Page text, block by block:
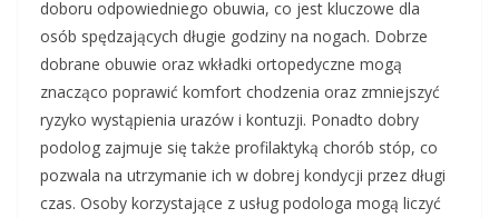
doboru odpowiedniego obuwia, co jest kluczowe dla
osób spędzających długie godziny na nogach. Dobrze
dobrane obuwie oraz wkładki ortopedyczne mogą
znacząco poprawić komfort chodzenia oraz zmniejszyć
ryzyko wystąpienia urazów i kontuzji. Ponadto dobry
podolog zajmuje się także profilaktyką chorób stóp, co
pozwala na utrzymanie ich w dobrej kondycji przez długi
czas. Osoby korzystające z usług podologa mogą liczyć